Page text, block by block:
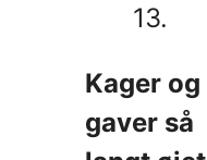
13.
Kager og
gaver så